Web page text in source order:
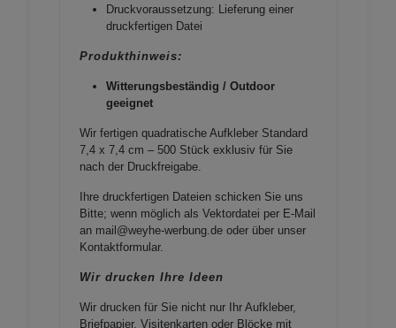
Druckvoraussetzung: Lieferung einer
druckfertigen Datei
Produkthinweis:
Witterungsbeständig / Outdoor
geeignet
Wir fertigen quadratische Aufkleber Standard
7,4 x 7,4 cm – 500 Stück exklusiv für Sie
nach der Druckfreigabe.
Ihre druckfertigen Dateien schicken Sie uns
Bitte; wenn möglich als Vektordatei per E-Mail
an mail@weyhe-werbung.de oder über unser
Kontaktformular.
Wir drucken Ihre Ideen
Wir drucken für Sie nicht nur Ihr Aufkleber,
Briefpapier, Visitenkarten oder Blöcke mit